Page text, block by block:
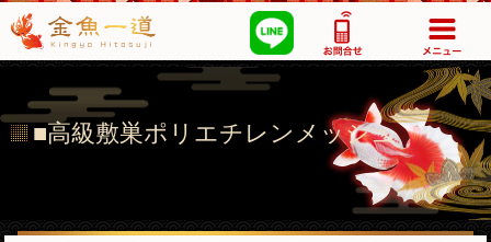
■高級敷巣ポリエチレンメッシュ